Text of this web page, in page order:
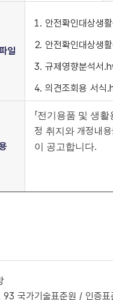
일
1. 안전확인대상생
2. 안전확인대상생
3. 규제영향분석서
4. 의견조회용 서식
「전기용품 및 생활
정 취지와 개정내
이 공고합니다.
93 국가기술표준원 / 인